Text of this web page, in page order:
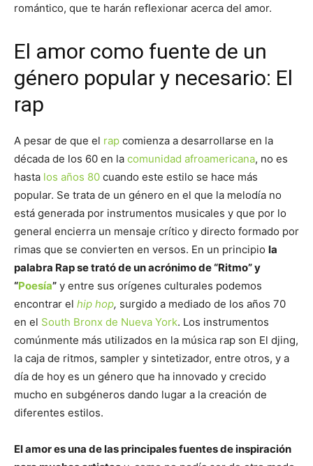
romántico, que te harán reflexionar acerca del amor.
El amor como fuente de un
género popular y necesario: El
rap
A pesar de que el rap comienza a desarrollarse en la
década de los 60 en la comunidad afroamericana, no es
hasta los años 80 cuando este estilo se hace más
popular. Se trata de un género en el que la melodía no
está generada por instrumentos musicales y que por lo
general encierra un mensaje crítico y directo formado por
rimas que se convierten en versos. En un principio la
palabra Rap se trató de un acrónimo de “Ritmo” y
“Poesía” y entre sus orígenes culturales podemos
encontrar el hip hop, surgido a mediado de los años 70
en el South Bronx de Nueva York. Los instrumentos
comúnmente más utilizados en la música rap son El djing,
la caja de ritmos, sampler y sintetizador, entre otros, y a
día de hoy es un género que ha innovado y crecido
mucho en subgéneros dando lugar a la creación de
diferentes estilos.
El amor es una de las principales fuentes de inspiración